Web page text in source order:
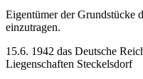
Eigentümer der Grundstücke
einzutragen.
15.6. 1942 das Deutsche
Liegenschaften Steckelsdorf